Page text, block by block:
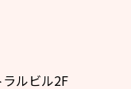
ルビル2F